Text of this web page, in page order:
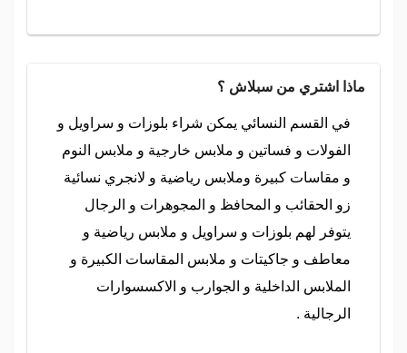
ماذا اشتري من سبلاش ؟
في القسم النسائي يمكن شراء بلوزات و سراويل و
الفولات و فساتين و ملابس خارجية و ملابس النوم
و مقاسات كبيرة وملابس رياضية و لانجري نسائية
زو الحقائب و المحافظ و المجوهرات و الرجال
يتوفر لهم بلوزات و سراويل و ملابس رياضية و
معاطف و جاكيتات و ملابس المقاسات الكبيرة و
الملابس الداخلية و الجوارب و الاكسسوارات
الرجالية .